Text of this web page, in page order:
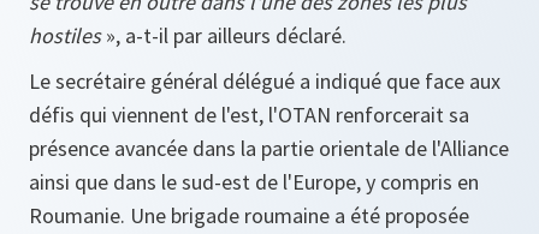
hostiles», a-t-il par ailleurs déclaré.
Le secrétaire général délégué a indiqué que face aux
défis qui viennent de l'est, l'OTAN renforcerait sa
présence avancée dans la partie orientale de l'Alliance
ainsi que dans le sud-est de l'Europe, y compris en
Roumanie. Une brigade roumaine a été proposée